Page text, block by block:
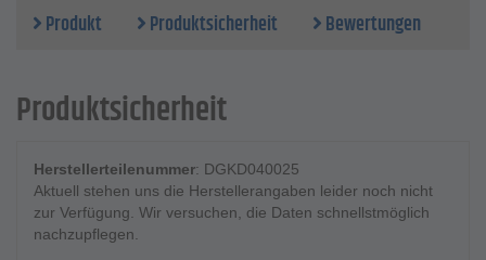
Produkt Produktsicherheit Bewertungen
Produktsicherheit
Herstellerteilenummer: DGKD040025
Aktuell stehen uns die Herstellerangaben leider noch nicht
zur Verfügung. Wir versuchen, die Daten schnellstmöglich
nachzupflegen.